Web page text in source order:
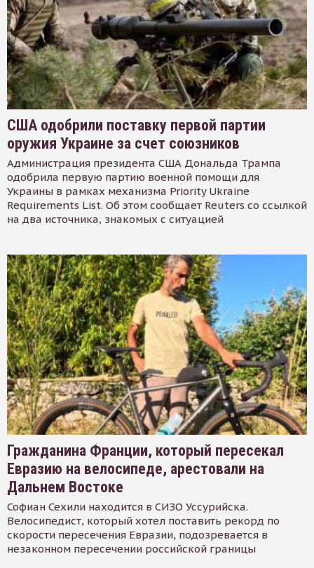
США одобрили поставку первой партии
оружия Украине за счет союзников
Администрация президента США Дональда Трампа
одобрила первую партию военной помощи для
Украины в рамках механизма Priority Ukraine
Requirements List. Об этом сообщает Reuters со ссылкой
на два источника, знакомых с ситуацией
Гражданина Франции, который пересекал
Евразию на велосипеде, арестовали на
Дальнем Востоке
Софиан Сехили находится в СИЗО Уссурийска.
Велосипедист, который хотел поставить рекорд по
скорости пересечения Евразии, подозревается в
незаконном пересечении российской границы